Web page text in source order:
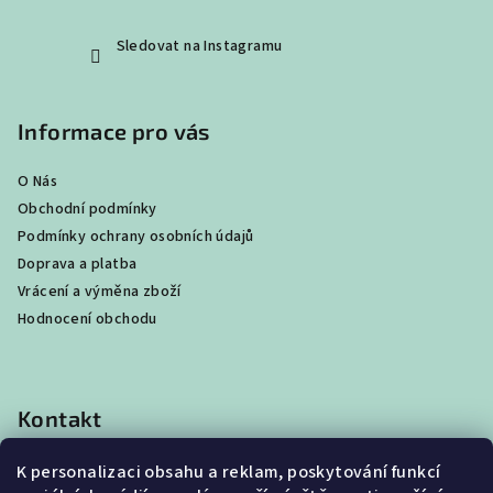
K personalizaci obsahu a reklam, poskytování funkcí
Sledovat na Instagramu
Informace pro vás
O Nás
Obchodní podmínky
Podmínky ochrany osobních údajů
Doprava a platba
Vrácení a výměna zboží
Hodnocení obchodu
Kontakt
shop@best4beast.com